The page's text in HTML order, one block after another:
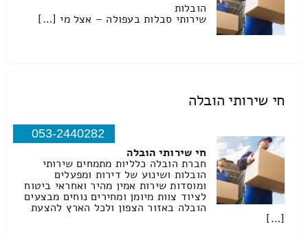
הובלות
שירותי סבלות בעפולה – אצל מי […]
חי שירותי הובלה
053-2440282
חי שירותי הובלה
חברת הובלה כלליות מתמחים שירותי
הובלות ושינוע של דירות ומפעלים
ומוסדות שירות אמין מהיר ואחראי ביטוח
לציוד צוות מיומן ומחירים נוחים מבצעים
הובלה באזור הצפון ולכל הארץ להצעת
[…]